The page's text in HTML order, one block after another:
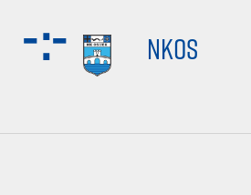
-:- NKOS